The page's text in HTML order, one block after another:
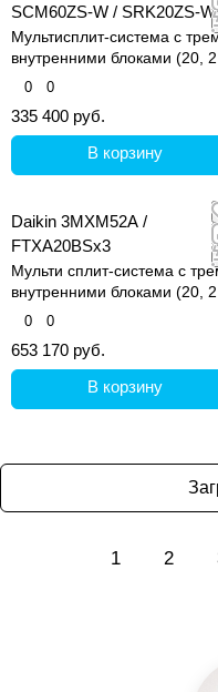
SCM60ZS-W / SRK20ZS-
Мультисплит-система с
внутренними блоками (20, 20
и 20 кв.м)
0 0
335 400 руб.
В корзину
Daikin 3MXM52A /
FTXA20BSx3
Мульти сплит-система с
внутренними блоками (20, 20
и 20 кв.м)
0 0
653 170 руб.
В корзину
1 2